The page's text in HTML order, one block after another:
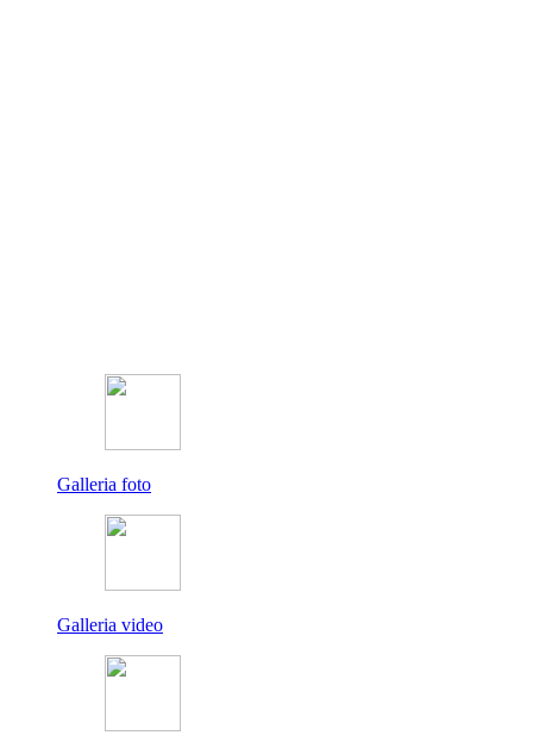
Galleria foto
Galleria video